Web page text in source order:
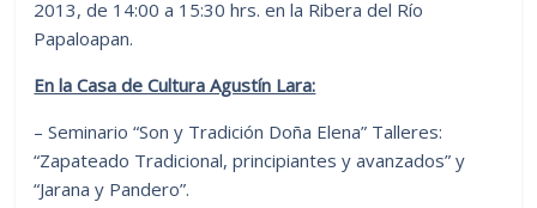
2013, de 14:00 a 15:30 hrs. en la Ribera del Río
Papaloapan.
En la Casa de Cultura Agustín Lara:
– Seminario “Son y Tradición Doña Elena” Talleres:
“Zapateado Tradicional, principiantes y avanzados” y
“Jarana y Pandero”.